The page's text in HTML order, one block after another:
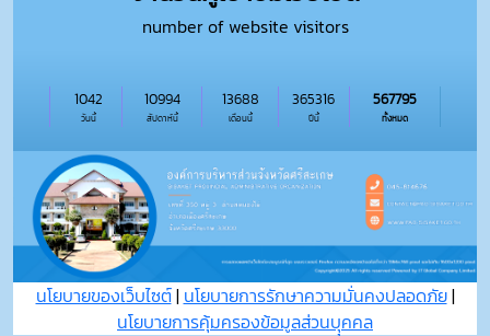
number of website visitors
วันนี้
1042
สัปดาห์นี้
10994
เดือนนี้
13688
ปีนี้
365316
ทั้งหมด
567795
นโยบายของเว็บไซต์| นโยบายการรักษาความมั่นคงปลอดภัย|
นโยบายการคุ้มครองข้อมูลส่วนบุุคคล